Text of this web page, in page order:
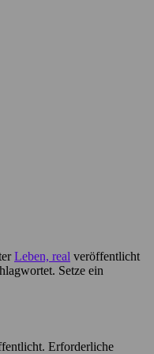
Leben, real veröffentlicht
Setze ein
Erforderliche